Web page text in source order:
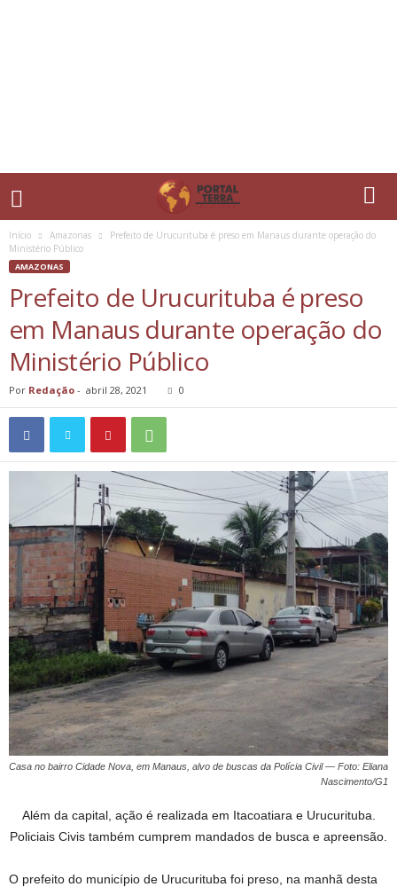
Início Amazonas
Prefeito de Urucurituba é preso em Manaus durante operação do
Ministério Público
AMAZONAS
Prefeito de Urucurituba é preso
em Manaus durante operação do
Ministério Público
Por Redação - abril 28, 2021 0
Casa no bairro Cidade Nova, em Manaus, alvo de buscas da Polícia Civil — Foto: Eliana
Nascimento/G1
Além da capital, ação é realizada em Itacoatiara e Urucurituba.
Policiais Civis também cumprem mandados de busca e apreensão.
O prefeito do município de Urucurituba foi preso, na manhã desta